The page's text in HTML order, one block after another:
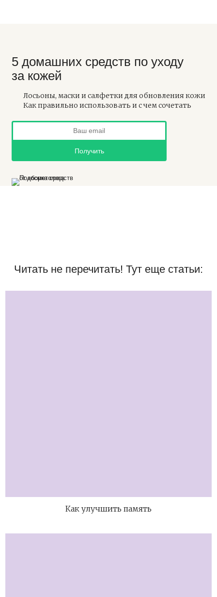
5 домашних средств по уходу
за кожей
Лосьоны, маски и салфетки для обновления кожи
Как правильно использовать и с чем сочетать
Получить
Читать не перечитать! Тут еще статьи:
Как улучшить память